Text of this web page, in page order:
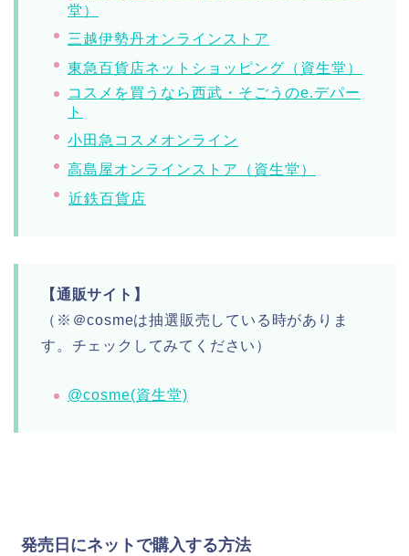
堂）
三越伊勢丹オンラインストア
東急百貨店ネットショッピング（資生堂）
コスメを買うなら西武・そごうのe.デパー
ト
小田急コスメオンライン
高島屋オンラインストア（資生堂）
近鉄百貨店
【通販サイト】
（※＠cosmeは抽選販売している時がありま
す。チェックしてみてください）
@cosme(資生堂)
発売日にネットで購入する方法